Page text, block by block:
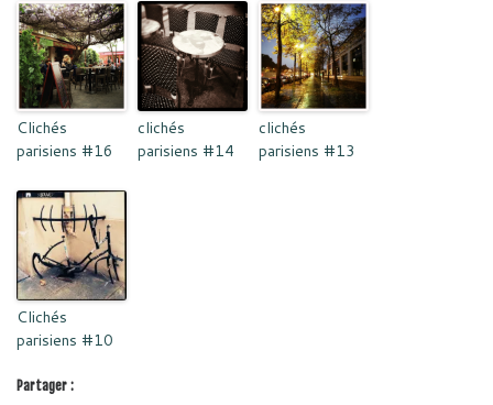
Clichés
parisiens #16
clichés
parisiens #14
clichés
parisiens #13
Clichés
parisiens #10
Partager :